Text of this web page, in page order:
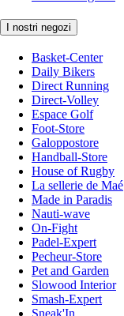
I nostri negozi
Basket-Center
Daily Bikers
Direct Running
Direct-Volley
Espace Golf
Foot-Store
Galoppostore
Handball-Store
House of Rugby
La sellerie de Maé
Made in Paradis
Nauti-wave
On-Fight
Padel-Expert
Pecheur-Store
Pet and Garden
Slowood Interior
Smash-Expert
Sneak'In